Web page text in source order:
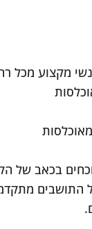
מקצוע מכל
בכאב של